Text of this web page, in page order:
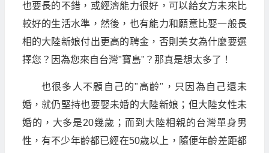
也要長的不錯，或經濟能力很好，可以給女方未來比
較好的生活水準，然後，也有能力和願意比娶一般長
相的大陸新娘付出更高的聘金，否則美女為什麼要選
擇您？因為您來自台灣"寶島"？那真是想太多了！
也很多人不顧自己的"高齡"，只因為自己還未
婚，就仍堅持也要娶未婚的大陸新娘；但大陸女性未
婚的，大多是20幾歲；而到大陸相親的台灣單身男
性，有不少年齡都已經在50歲以上，隨便年齡差距都